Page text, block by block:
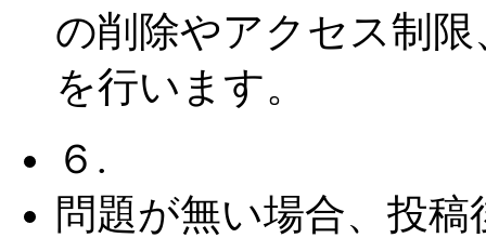
の削除やアクセス制限
を行います。
６.
問題が無い場合、投稿